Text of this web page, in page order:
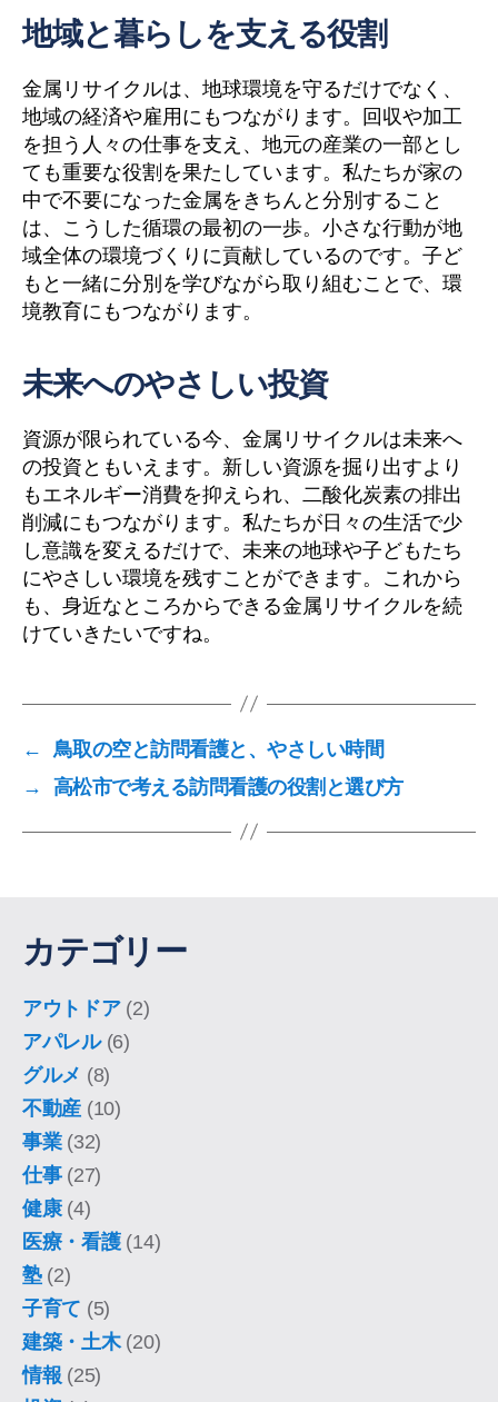
地域と暮らしを支える役割
金属リサイクルは、地球環境を守るだけでなく、
地域の経済や雇用にもつながります。回収や加工
を担う人々の仕事を支え、地元の産業の一部とし
ても重要な役割を果たしています。私たちが家の
中で不要になった金属をきちんと分別すること
は、こうした循環の最初の一歩。小さな行動が地
域全体の環境づくりに貢献しているのです。子ど
もと一緒に分別を学びながら取り組むことで、環
境教育にもつながります。
未来へのやさしい投資
資源が限られている今、金属リサイクルは未来へ
の投資ともいえます。新しい資源を掘り出すより
もエネルギー消費を抑えられ、二酸化炭素の排出
削減にもつながります。私たちが日々の生活で少
し意識を変えるだけで、未来の地球や子どもたち
にやさしい環境を残すことができます。これから
も、身近なところからできる金属リサイクルを続
けていきたいですね。
←
鳥取の空と訪問看護と、やさしい時間
→
高松市で考える訪問看護の役割と選び方
カテゴリー
アウトドア(2)
アパレル(6)
グルメ (8)
不動産 (10)
事業(32)
仕事(27)
健康(4)
医療・看護(14)
塾(2)
子育て (5)
建築・土木(20)
情報 (25)